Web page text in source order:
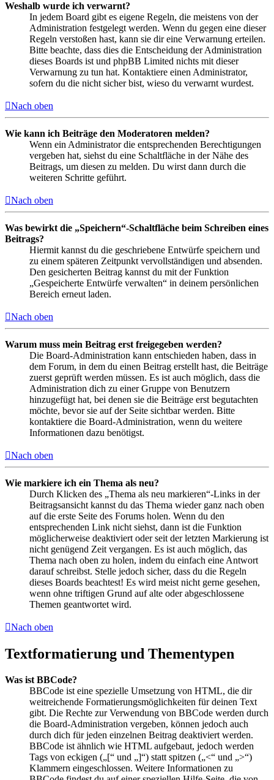
Weshalb wurde ich verwarnt?
In jedem Board gibt es eigene Regeln, die meistens von der
Administration festgelegt werden. Wenn du gegen eine dieser
Regeln verstoßen hast, kann sie dir eine Verwarnung erteilen.
Bitte beachte, dass dies die Entscheidung der Administration
dieses Boards ist und phpBB Limited nichts mit dieser
Verwarnung zu tun hat. Kontaktiere einen Administrator,
sofern du die nicht sicher bist, wieso du verwarnt wurdest.
Nach oben
Wie kann ich Beiträge den Moderatoren melden?
Wenn ein Administrator die entsprechenden Berechtigungen
vergeben hat, siehst du eine Schaltfläche in der Nähe des
Beitrags, um diesen zu melden. Du wirst dann durch die
weiteren Schritte geführt.
Nach oben
Was bewirkt die „Speichern“-Schaltfläche beim Schreiben eines
Beitrags?
Hiermit kannst du die geschriebene Entwürfe speichern und
zu einem späteren Zeitpunkt vervollständigen und absenden.
Den gesicherten Beitrag kannst du mit der Funktion
„Gespeicherte Entwürfe verwalten“ in deinem persönlichen
Bereich erneut laden.
Nach oben
Warum muss mein Beitrag erst freigegeben werden?
Die Board-Administration kann entschieden haben, dass in
dem Forum, in dem du einen Beitrag erstellt hast, die Beiträge
zuerst geprüft werden müssen. Es ist auch möglich, dass die
Administration dich zu einer Gruppe von Benutzern
hinzugefügt hat, bei denen sie die Beiträge erst begutachten
möchte, bevor sie auf der Seite sichtbar werden. Bitte
kontaktiere die Board-Administration, wenn du weitere
Informationen dazu benötigst.
Nach oben
Wie markiere ich ein Thema als neu?
Durch Klicken des „Thema als neu markieren“-Links in der
Beitragsansicht kannst du das Thema wieder ganz nach oben
auf die erste Seite des Forums holen. Wenn du den
entsprechenden Link nicht siehst, dann ist die Funktion
möglicherweise deaktiviert oder seit der letzten Markierung ist
nicht genügend Zeit vergangen. Es ist auch möglich, das
Thema nach oben zu holen, indem du einfach eine Antwort
darauf schreibst. Stelle jedoch sicher, dass du die Regeln
dieses Boards beachtest! Es wird meist nicht gerne gesehen,
wenn ohne triftigen Grund auf alte oder abgeschlossene
Themen geantwortet wird.
Nach oben
Textformatierung und Thementypen
Was ist BBCode?
BBCode ist eine spezielle Umsetzung von HTML, die dir
weitreichende Formatierungsmöglichkeiten für deinen Text
gibt. Die Rechte zur Verwendung von BBCode werden durch
die Board-Administration vergeben, können jedoch auch
durch dich für jeden einzelnen Beitrag deaktiviert werden.
BBCode ist ähnlich wie HTML aufgebaut, jedoch werden
Tags von eckigen („[“ und „]“) statt spitzen („<“ und „>“)
Klammern eingeschlossen. Weitere Informationen zu